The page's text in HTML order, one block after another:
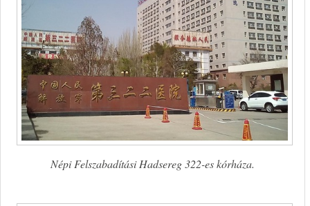
Népi Felszabadítási Hadsereg 322-es kórháza.